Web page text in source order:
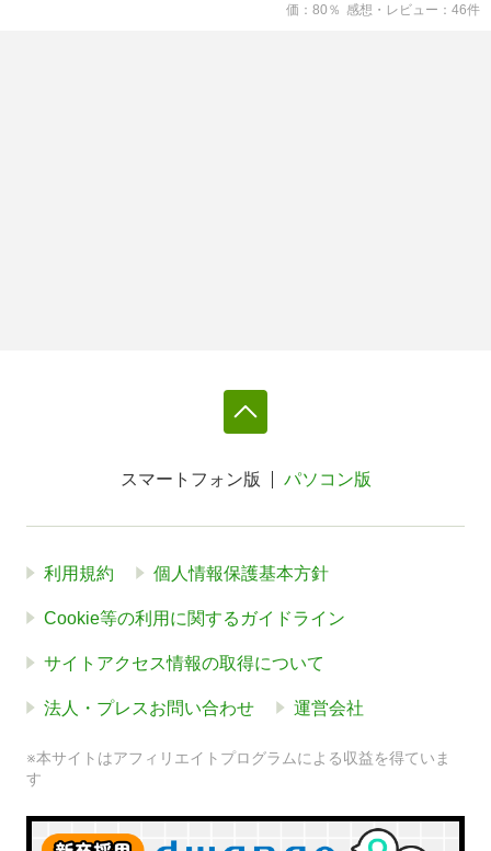
価
80 ％ 感想・レビュー 46件
スマートフォン版 パソコン版
利用規約 個人情報保護基本方針
Cookie等の利用に関するガイドライン
サイトアクセス情報の取得について
法人・プレスお問い合わせ 運営会社
※本サイトはアフィリエイトプログラムによる収益を得ていま
す